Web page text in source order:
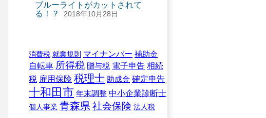
ブルーライトがカットされて
る！？
2018年10月28日
消費税 就業規則 マイナンバー 補助金
自転車 所得税 贈与税 電子申告 相続
税 雇用保険 税理士 助成金 確定申告
十和田市 年末調整 中小企業診断士
個人事業 青森県 社会保険 法人税